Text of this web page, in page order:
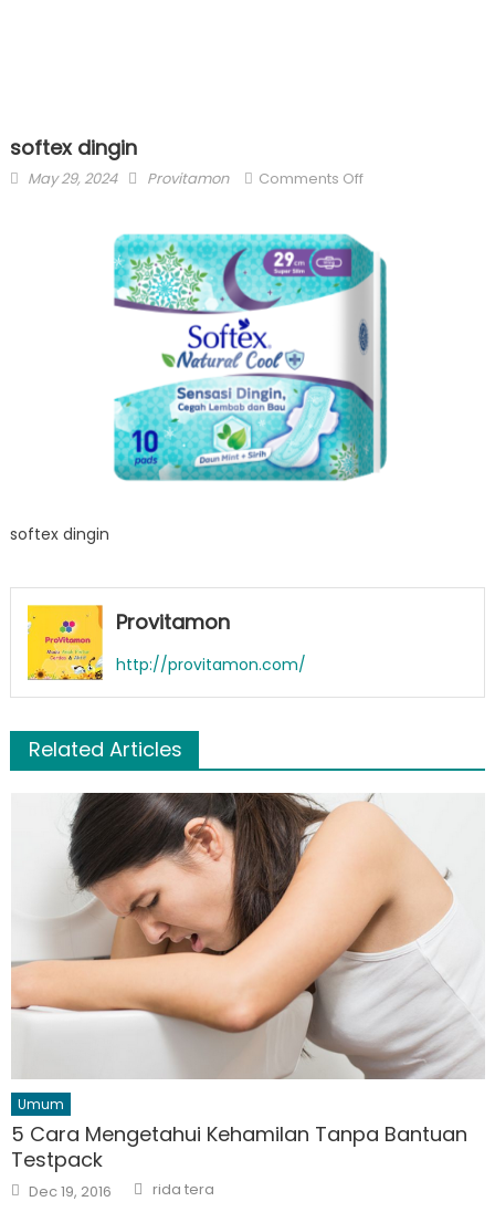
softex dingin
Posted
May 29, 2024 Author
Provitamon Comments Offon
softex dingin
Provitamon
http://provitamon.com/
Related Articles
Umum
5 Cara Mengetahui Kehamilan Tanpa Bantuan
Testpack
Posted
on
Dec 19, 2016 Author
rida tera